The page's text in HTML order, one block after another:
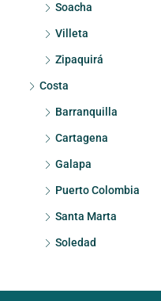
Soacha
Villeta
Zipaquirá
Costa
Barranquilla
Cartagena
Galapa
Puerto Colombia
Santa Marta
Soledad